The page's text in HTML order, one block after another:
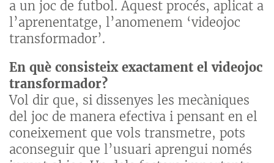
a un joc de futbol. Aquest procés, aplicat a
l’aprenentatge, l’anomenem ‘videojoc
transformador’.
En què consisteix exactament el videojoc
transformador?
Vol dir que, si dissenyes les mecàniques
del joc de manera efectiva i pensant en el
coneixement que vols transmetre, pots
aconseguir que l’usuari aprengui només